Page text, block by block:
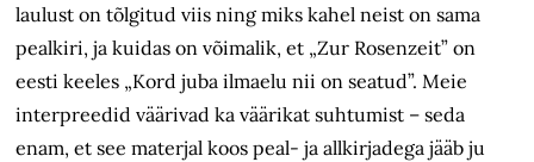
laulust on tõlgitud viis ning miks kahel neist on sama
pealkiri, ja kuidas on võimalik, et „Zur Rosenzeit” on
eesti keeles „Kord juba ilmaelu nii on seatud”. Meie
interpreedid väärivad ka väärikat suhtumist – seda
enam, et see materjal koos peal- ja allkirjadega jääb ju